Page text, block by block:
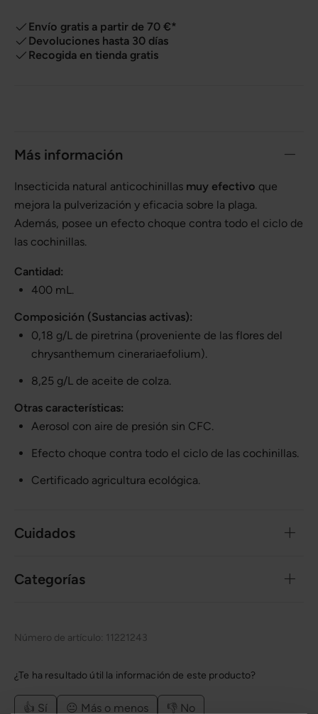
Envío gratis a partir de 70 €*
Devoluciones hasta 30 días
Recogida en tienda gratis
Más información
Insecticida natural anticochinillas muy efectivo que
mejora la pulverización y eficacia sobre la plaga.
Además, posee un efecto choque contra todo el ciclo de
las cochinillas.
Cantidad:
400 mL.
Composición (Sustancias activas):
0,18 g/L de piretrina (proveniente de las flores del
chrysanthemum cinerariaefolium).
8,25 g/L de aceite de colza.
Otras características:
Aerosol con aire de presión sin CFC.
Efecto choque contra todo el ciclo de las cochinillas.
Certificado agricultura ecológica.
Cuidados
Categorías
Número de artículo: 11221243
¿Te ha resultado útil la información de este producto?
👍 Sí 😐 Más o menos 👎 No